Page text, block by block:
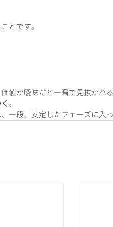
とです。
値が曖昧だと一瞬で見抜かれる
。
一段、安定したフェーズに入っ